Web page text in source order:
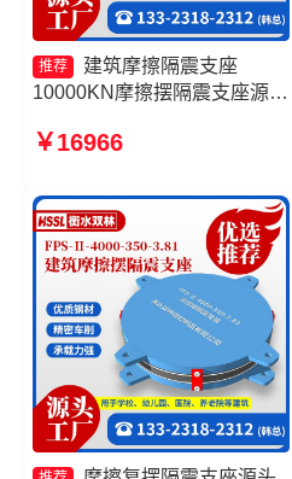
推荐
建筑摩擦隔震支座
10000KN摩擦摆隔震支座源头
6000-350-3.81生产厂家 摩擦
￥16966